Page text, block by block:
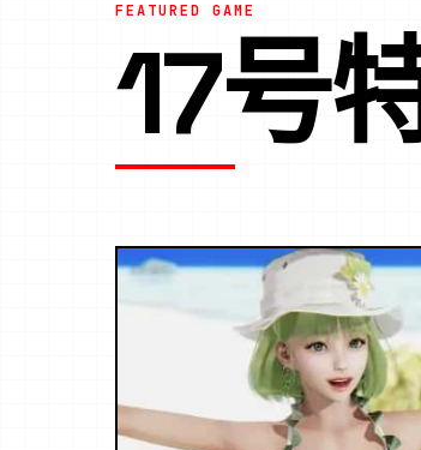
FEATURED GAME
17号